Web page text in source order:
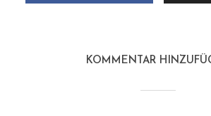
KOMMENTAR